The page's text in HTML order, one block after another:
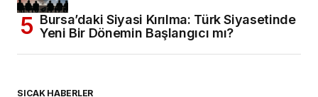
Bursa’daki Siyasi Kırılma: Türk Siyasetinde
Yeni Bir Dönemin Başlangıcı mı?
SICAK HABERLER